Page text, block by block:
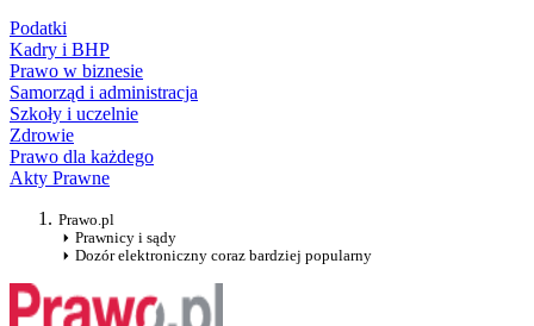
Podatki
Kadry i BHP
Prawo w biznesie
Samorząd i administracja
Szkoły i uczelnie
Zdrowie
Prawo dla każdego
Akty Prawne
Prawo.pl
Prawnicy i sądy
Dozór elektroniczny coraz bardziej popularny